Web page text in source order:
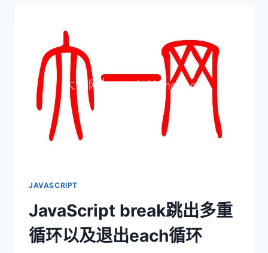
的
FOR
循
环
JAVASCRIPT
JavaScript break跳出多重
循环以及退出each循环